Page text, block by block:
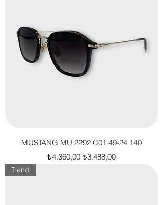
MUSTANG MU 2292 C01 49-24 140
Normal Fiyat
₺4.360,00 İndirimli Fiyat
₺3.488,00
Trend